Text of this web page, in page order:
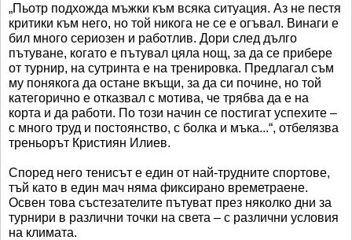
„Пьотр подхожда мъжки към всяка ситуация. Аз не пестя
критики към него, но той никога не се е огъвал. Винаги е
бил много сериозен и работлив. Дори след дълго
пътуване, когато е пътувал цяла нощ, за да се прибере
от турнир, на сутринта е на тренировка. Предлагал съм
му понякога да остане вкъщи, за да си почине, но той
категорично е отказвал с мотива, че трябва да е на
корта и да работи. По този начин се постигат успехите –
с много труд и постоянство, с болка и мъка...“, отбелязва
треньорът Кристиян Илиев.
Според него тенисът е един от най-трудните спортове,
тъй като в един мач няма фиксирано времетраене.
Освен това състезателите пътуват през няколко дни за
турнири в различни точки на света – с различни условия
на климата.